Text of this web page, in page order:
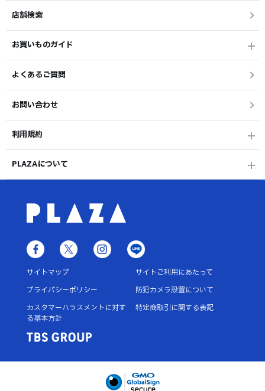
店舗検索
お買いものガイド
よくあるご質問
お問い合わせ
利用規約
PLAZAについて
サイトマップ
サイトご利用にあたって
プライバシーポリシー
防犯カメラ設置について
カスタマーハラスメントに対す
る基本方針
特定商取引に関する表記